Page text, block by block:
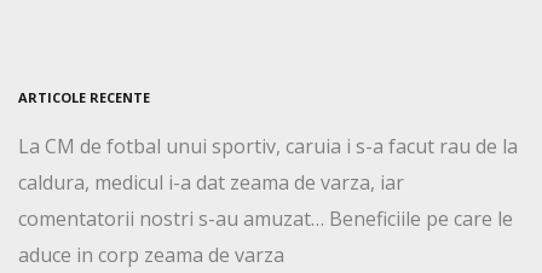
ARTICOLE RECENTE
La CM de fotbal unui sportiv, caruia i s-a facut rau de la
caldura, medicul i-a dat zeama de varza, iar
comentatorii nostri s-au amuzat… Beneficiile pe care le
aduce in corp zeama de varza